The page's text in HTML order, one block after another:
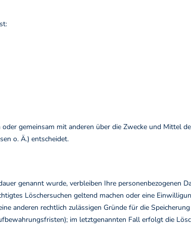
gemeinsam mit anderen über die Zwecke und Mittel
o. Ä.) entscheidet.
genannt wurde, verbleiben Ihre personenbezogenen
Löschersuchen geltend machen oder eine
anderen rechtlich zulässigen Gründe für die
im letztgenannten Fall erfolgt die